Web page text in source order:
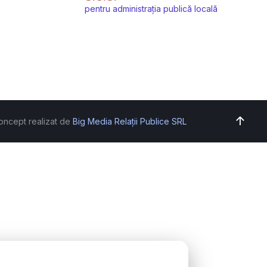
pentru administrația publică locală
realizat de Big Media Relații Publice SRL